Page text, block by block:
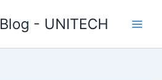
Blog - UNITECH